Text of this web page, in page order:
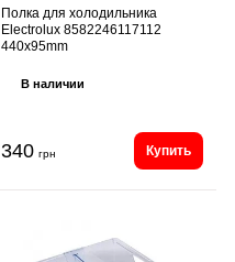
Полка для холодильника
Electrolux 8582246117112
440x95mm
В наличии
340 грн Купить